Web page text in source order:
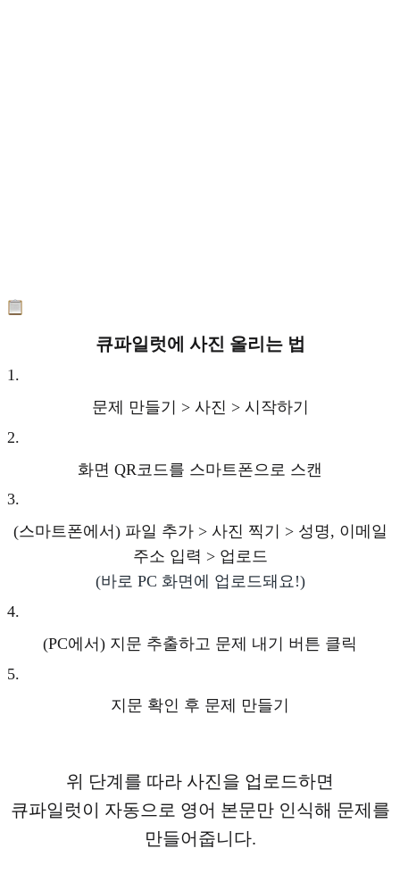
큐파일럿에 사진 올리는 법
1.
문제 만들기 > 사진 > 시작하기
2.
화면 QR코드를 스마트폰으로 스캔
3.
(스마트폰에서) 파일 추가 > 사진 찍기 > 성명, 이메일
주소 입력 > 업로드
(바로 PC 화면에 업로드돼요!)
4.
(PC에서) 지문 추출하고 문제 내기 버튼 클릭
5.
지문 확인 후 문제 만들기
위 단계를 따라 사진을 업로드하면
큐파일럿이 자동으로 영어 본문만 인식해 문제를
만들어줍니다.